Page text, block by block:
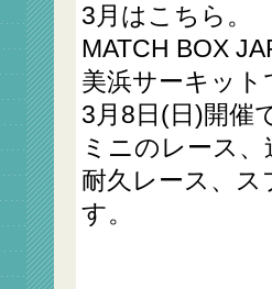
3月はこちら。
MATCH BOX
美浜サーキッ
3月8日(日)開催
ミニのレース
耐久レース、
す。